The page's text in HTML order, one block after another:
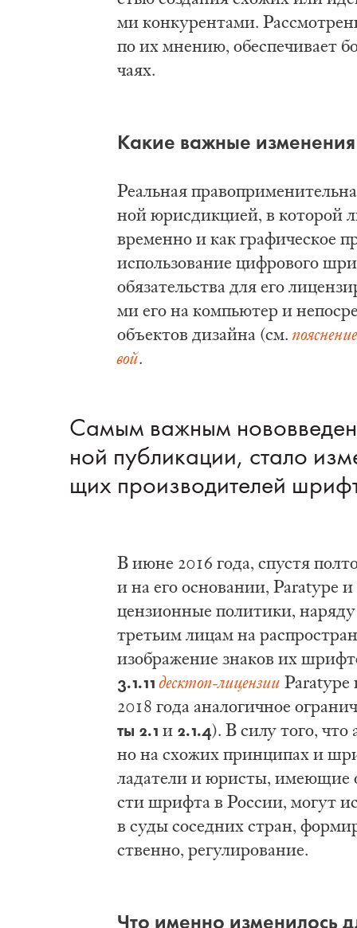
ми кон­ку­рен­та­ми.
по их мне­нию, обес­пе­чи­ва­ет
ча­ях.
Ка­кие важ­ные
Ре­аль­ная
ной юрис­дик­ци­ей, в ко­то­рой
вре­мен­но и как гра­фи­че­ское
ис­поль­зо­ва­ние циф­ро­во­го
обя­за­тель­ства для его
ми его на ком­пью­тер и
объ­ек­тов ди­зай­на (см.
вой.
Са­мым важ­ным
ной пуб­ли­ка­ции, ста­ло
щих про­из­во­ди­те­лей
В июне 2016 го­да, спу­стя
и на его осно­ва­нии, Paratype
цен­зи­он­ные по­ли­ти­ки,
тре­тьим ли­цам на
изоб­ра­же­ние зна­ков их
3.1.11 де­ск­топ-ли­цен­зии Paratype
2018 го­да ана­ло­гич­ное
ты 2.1 и 2.1.4). В си­лу то­го,
но на схо­жих прин­ци­пах и
ла­да­те­ли и юри­сты, име­ю­щие
сти шриф­та в Рос­сии, мо­гут
в су­ды со­сед­них стран,
ствен­но, ре­гу­ли­ро­ва­ние.
Что имен­но из­ме­ни­лось